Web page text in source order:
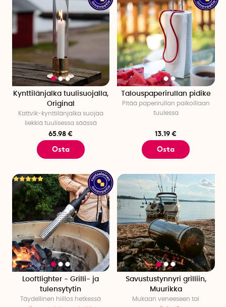
Kynttilänjalka tuulisuojalla,
Original
Kattvik-kynttilänjalka suojaa
liekkiä tuulisessa säässä
65.98 €
Osta
Talouspaperirullan pidike
Pitää paperirullan paikoillaan
tuulessa
13.19 €
Osta
Looftlighter - Grilli- ja
tulensytytin
Täydellinen hiillos hetkessä
Savustustynnyri grilliin,
Muurikka
Mukaan veneeseen tai